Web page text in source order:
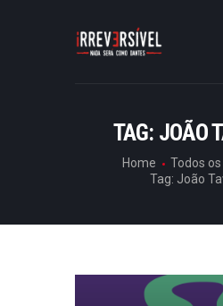
TAG: JOÃO
Home
Todos
Tag: João
HOME
CRÓNICAS
ENTREVISTAS
RUBRICAS